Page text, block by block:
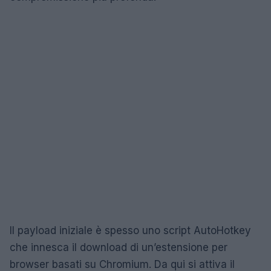
Il payload iniziale è spesso uno script AutoHotkey
che innesca il download di un’estensione per
browser basati su Chromium. Da qui si attiva il